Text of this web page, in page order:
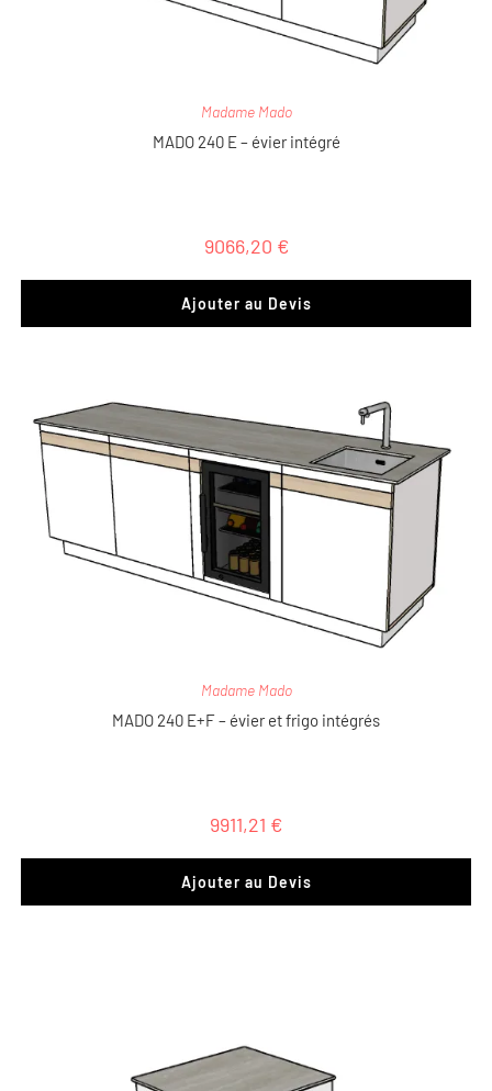
Madame Mado
MADO 240 E – évier intégré
9066,20 €
Ajouter au Devis
Madame Mado
MADO 240 E+F – évier et frigo intégrés
9911,21 €
Ajouter au Devis